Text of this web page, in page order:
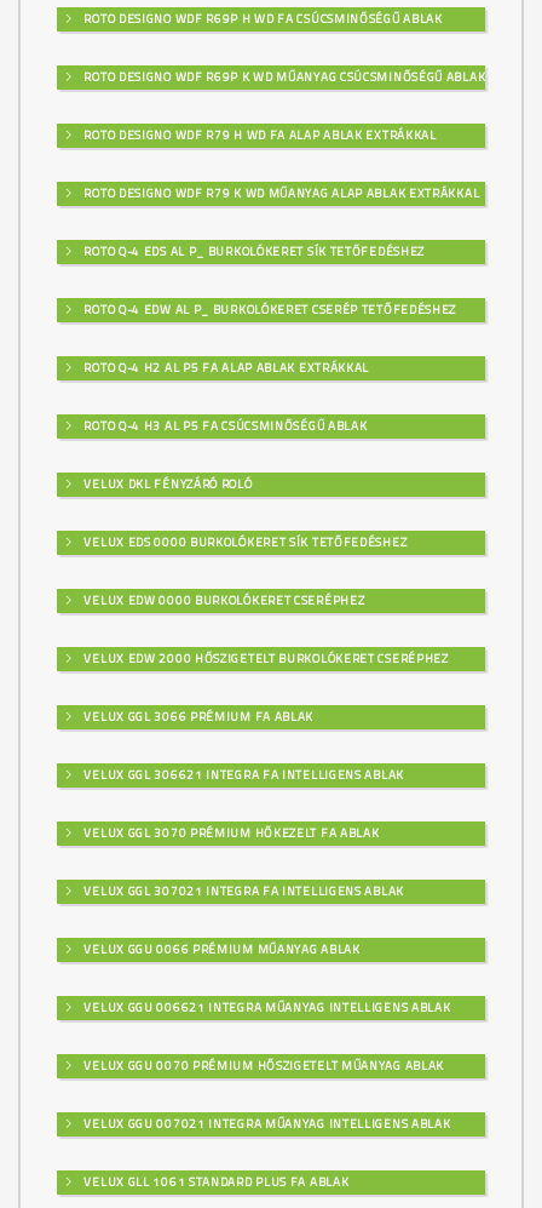
ROTO DESIGNO WDF R69P H WD FA CSÚCSMINŐSÉGŰ ABLAK
ROTO DESIGNO WDF R69P K WD MŰANYAG CSÚCSMINŐSÉGŰ ABLAK
ROTO DESIGNO WDF R79 H WD FA ALAP ABLAK EXTRÁKKAL
ROTO DESIGNO WDF R79 K WD MŰANYAG ALAP ABLAK EXTRÁKKAL
ROTO Q-4 EDS AL P_ BURKOLÓKERET SÍK TETŐFEDÉSHEZ
ROTO Q-4 EDW AL P_ BURKOLÓKERET CSERÉP TETŐFEDÉSHEZ
ROTO Q-4 H2 AL P5 FA ALAP ABLAK EXTRÁKKAL
ROTO Q-4 H3 AL P5 FA CSÚCSMINŐSÉGŰ ABLAK
VELUX DKL FÉNYZÁRÓ ROLÓ
VELUX EDS 0000 BURKOLÓKERET SÍK TETŐFEDÉSHEZ
VELUX EDW 0000 BURKOLÓKERET CSERÉPHEZ
VELUX EDW 2000 HŐSZIGETELT BURKOLÓKERET CSERÉPHEZ
VELUX GGL 3066 PRÉMIUM FA ABLAK
VELUX GGL 306621 INTEGRA FA INTELLIGENS ABLAK
VELUX GGL 3070 PRÉMIUM HŐKEZELT FA ABLAK
VELUX GGL 307021 INTEGRA FA INTELLIGENS ABLAK
VELUX GGU 0066 PRÉMIUM MŰANYAG ABLAK
VELUX GGU 006621 INTEGRA MŰANYAG INTELLIGENS ABLAK
VELUX GGU 0070 PRÉMIUM HŐSZIGETELT MŰANYAG ABLAK
VELUX GGU 007021 INTEGRA MŰANYAG INTELLIGENS ABLAK
VELUX GLL 1061 STANDARD PLUS FA ABLAK